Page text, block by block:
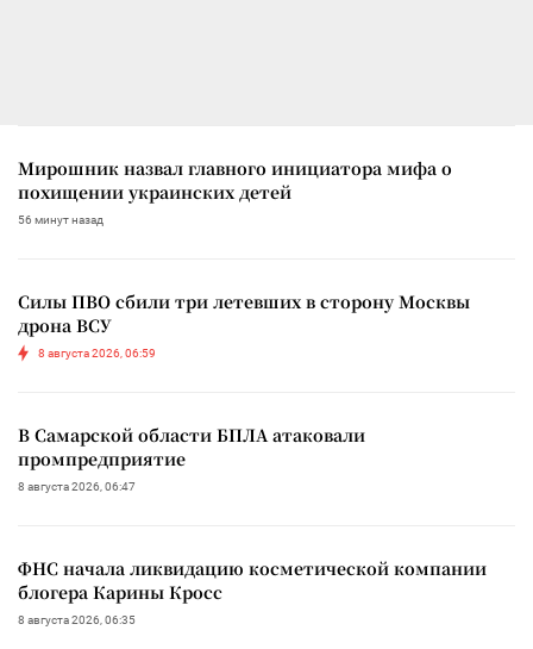
Мирошник назвал главного инициатора мифа о
похищении украинских детей
56 минут назад
Силы ПВО сбили три летевших в сторону Москвы
дрона ВСУ
8 августа 2026, 06:59
В Самарской области БПЛА атаковали
промпредприятие
8 августа 2026, 06:47
ФНС начала ликвидацию косметической компании
блогера Карины Кросс
8 августа 2026, 06:35